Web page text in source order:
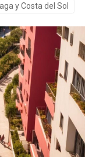
y Costa del Sol